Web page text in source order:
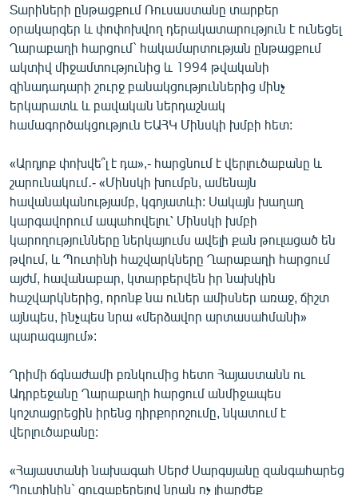
Տարիների ընթացքում Ռուսաստանը տարբեր
օրակարգեր և փոփոխվող դերակատարություն է ունեցել
Ղարաբաղի հարցում` հակամարտության ընթացքում
ակտիվ միջամտությունից և 1994 թվականի
զինադադարի շուրջ բանակցություններից մինչ
երկարատև և բավական ներդաշնակ
համագործակցություն ԵԱՀԿ Մինսկի խմբի հետ:
«Արդյոք փոխվե՞լ է դա»,- հարցնում է վերլուծաբանը և
շարունակում․- «Մինսկի խումբն, ամենայն
հավանականությամբ, կգոյատևի: Սակայն խաղաղ
կարգավորում ապահովելու՝ Մինսկի խմբի
կարողությունները ներկայումս ավելի քան թուլացած են
թվում, և Պուտինի հաշվարկները Ղարաբաղի հարցում
այժմ, հավանաբար, կտարբերվեն իր նախկին
հաշվարկներից, որոնք նա ուներ ամիսներ առաջ, ճիշտ
այնպես, ինչպես նրա «մերձավոր արտասահմանի»
պարագայում»:
Ղրիմի ճգնաժամի բռնկումից հետո Հայաստանն ու
Ադրբեջանը Ղարաբաղի հարցում անմիջապես
կոշտացրեցին իրենց դիրքորոշումը, նկատում է
վերլուծաբանը:
«Հայաստանի նախագահ Սերժ Սարգսյանը զանգահարեց
Պուտինին` ցուցաբերելով նրան ոչ լիարժեք